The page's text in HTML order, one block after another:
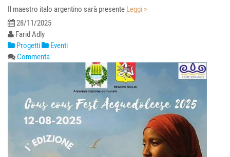
Il maestro italo argentino sarà presente Leggi »
28/11/2025
Farid Adly
Progetti
Eventi
Commenta